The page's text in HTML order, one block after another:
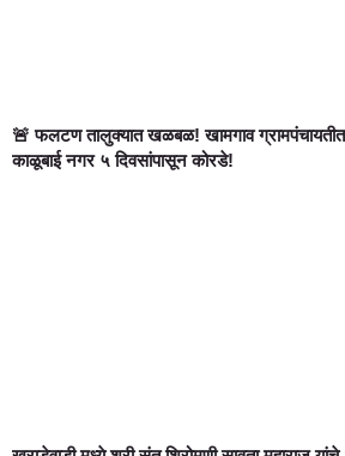
🚨 फलटण तालुक्यात खळबळ! खामगाव ग्रामपंचायतीत
काळूबाई नगर ५ दिवसांपासून कोरडे!